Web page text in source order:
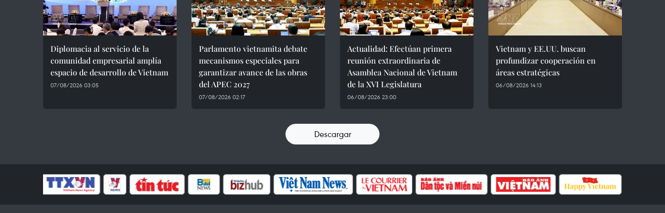
Diplomacia al servicio de la
comunidad empresarial amplía
espacio de desarrollo de Vietnam
07/08/2026 03:05
Parlamento vietnamita debate
mecanismos especiales para
garantizar avance de las obras
del APEC 2027
07/08/2026 02:17
Actualidad: Efectúan primera
reunión extraordinaria de
Asamblea Nacional de Vietnam
de la XVI Legislatura
06/08/2026 23:00
Vietnam y EE.UU. buscan
profundizar cooperación en
áreas estratégicas
06/08/2026 14:13
Descargar